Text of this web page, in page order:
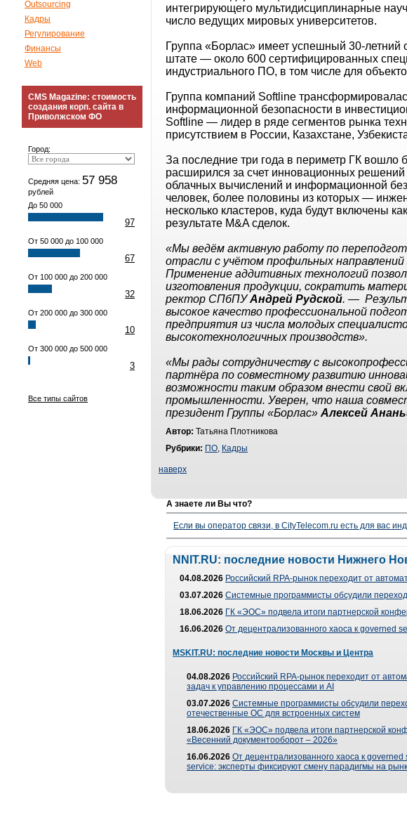
Outsourcing
Кадры
Регулирование
Финансы
Web
CMS Magazine: стоимость
создания корп. сайта в
Приволжском ФО
Город:
Средняя цена: 57 958
рублей
До 50 000
97
От 50 000 до 100 000
67
От 100 000 до 200 000
32
От 200 000 до 300 000
10
От 300 000 до 500 000
3
Все типы сайтов
интегрирующего мультидисциплинарные
число ведущих мировых университетов.
Группа «Борлас» имеет успешный 30-
штате — около 600 сертифицированных
индустриального ПО, в том числе для
Группа компаний Softline
информационной безопасности в
Softline — лидер в ряде сегментов рынка
присутствием в России, Казахстане,
За последние три года в периметр ГК вошло
расширился за счет инновационных решений
облачных вычислений и информационной
человек, более половины из которых —
несколько кластеров, куда будут включены
результате M&A сделок.
«Мы ведём активную работу по
отрасли с учётом профильных
Применение аддитивных технологий
изготовления продукции, сократить
ректор СПбПУАндрей Рудской. —
высокое качество профессиональной
предприятия из числа молодых
высокотехнологичных производств».
«Мы рады сотрудничеству с
партнёра по совместному развитию
возможности таким образом внести свой
промышленности. Уверен, что наша
президент Группы «Борлас» Алексей
Автор: Татьяна Плотникова
Рубрики: ПО, Кадры
наверх
А знаете ли Вы что?
Если вы оператор связи, в CityTelecom.ru есть для вас
NNIT.RU: последние новости Нижнего
04.08.2026 Российский RPA-рынок переходит от
03.07.2026 Системные программисты обсудили
18.06.2026 ГК «ЭОС» подвела итоги партнерской
16.06.2026 От децентрализованного хаоса к governed
MSKIT.RU: последние новости Москвы и Центра
04.08.2026 Российский RPA-рынок переходит от
задач к управлению процессами и AI
03.07.2026 Системные программисты обсудили
отечественные ОС для встроенных систем
18.06.2026 ГК «ЭОС» подвела итоги партнерской
«Весенний документооборот – 2026»
16.06.2026 От децентрализованного хаоса к governed
service: эксперты фиксируют смену парадигмы на